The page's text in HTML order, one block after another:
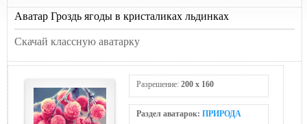
Аватар Гроздь ягоды в кристаликах льдинках
Скачай классную аватарку
Разрешение: 200 x 160
Раздел аватарок: ПРИРОДА